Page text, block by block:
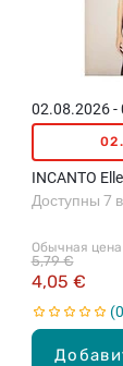
02.08.2026 -
INCANTO
Обычная цена
4,05 €
5,79 €
Доступны 7
0